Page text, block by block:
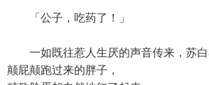
「公子，吃药了！」
一如既往惹人生厌的声音传来，苏白
颠屁颠跑过来的胖子，